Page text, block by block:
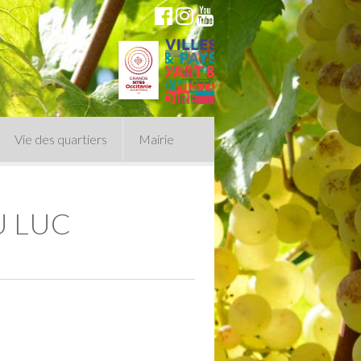
Vie des quartiers Mairie
Conseil Municipal
politique
LUC